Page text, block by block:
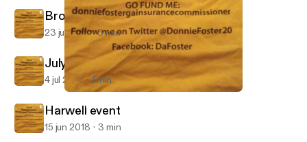
Donnie Foster
Broken two party system
23 jul 2018 3 min
July 4 th
4 jul 2018 1 min
Harwell event
15 jun 2018 3 min